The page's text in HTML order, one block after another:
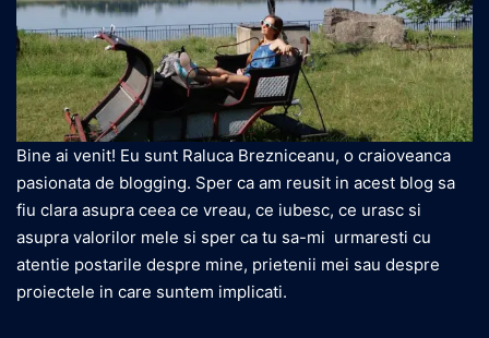
Bine ai venit! Eu sunt Raluca Brezniceanu, o craioveanca
pasionata de blogging. Sper ca am reusit in acest blog sa
fiu clara asupra ceea ce vreau, ce iubesc, ce urasc si
asupra valorilor mele si sper ca tu sa-mi urmaresti cu
atentie postarile despre mine, prietenii mei sau despre
proiectele in care suntem implicati.